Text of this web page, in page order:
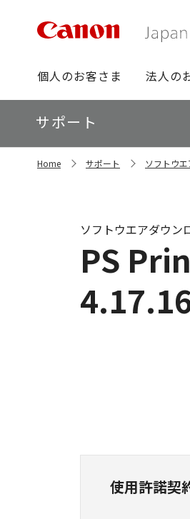
グ
ロ
ー
バ
ビ
個人のお客さま 法人の
ロ
ー
カ
ル
サポート
Home サポート ソフトウ
PS
ソフトウエアダウン
使用許諾契